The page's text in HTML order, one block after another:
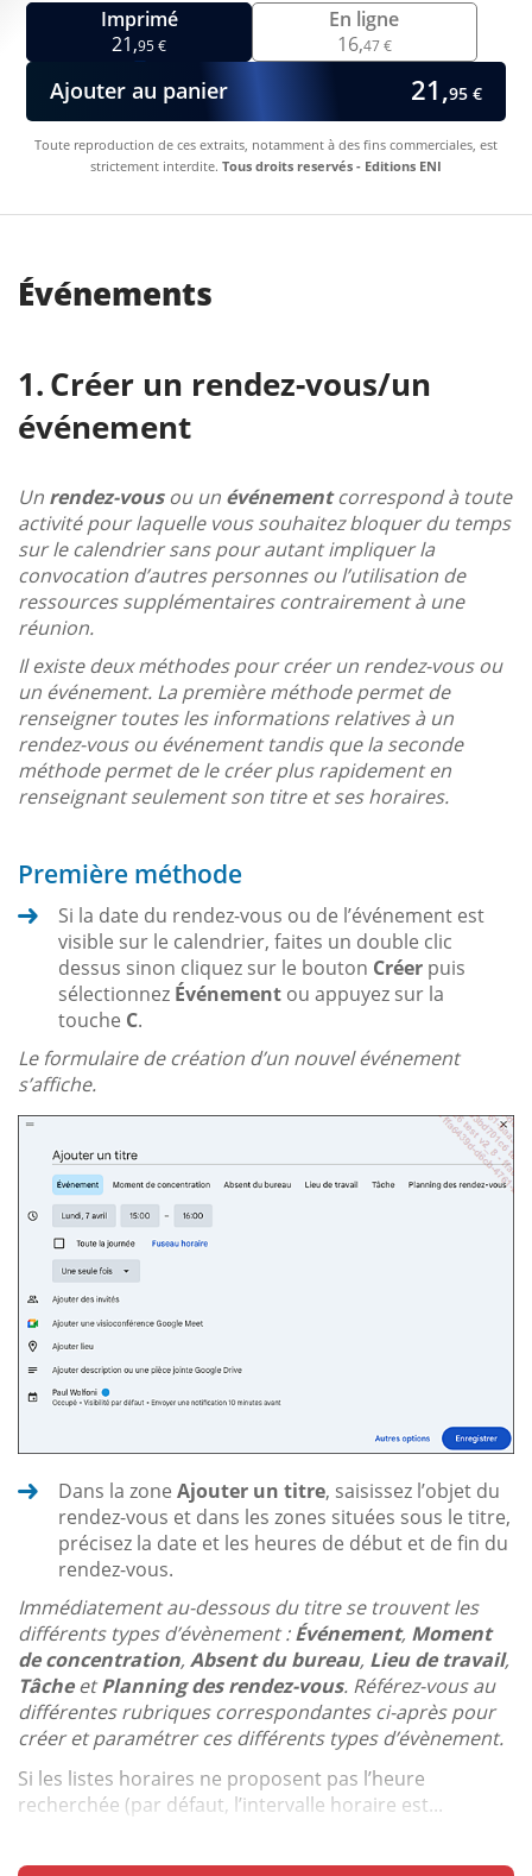
Imprimé
21,95 €
En ligne
16,47 €
Ajouter au panier 21,95 €
Toute reproduction de ces extraits, notamment à des fins commerciales, est
strictement interdite. Tous droits reservés - Editions ENI
Événements
Créer un rendez-vous/un
événement
Un rendez-vousou un événementcorrespond à toute
activité pour laquelle vous souhaitez bloquer du temps
sur le calendrier sans pour autant impliquer la
convocation d’autres personnes ou l’utilisation de
ressources supplémentaires contrairement à une
réunion.
Il existe deux méthodes pour créer un rendez-vous ou
un événement. La première méthode permet de
renseigner toutes les informations relatives à un
rendez-vous ou événement tandis que la seconde
méthode permet de le créer plus rapidement en
renseignant seulement son titre et ses horaires.
Première méthode
Si la date du rendez-vous ou de l’événement est
visible sur le calendrier, faites un double clic
dessus sinon cliquez sur le bouton Créer puis
sélectionnez Événement ou appuyez sur la
touche C.
Le formulaire de création d’un nouvel événement
s’affiche.
Dans la zone Ajouter un titre, saisissez l’objet du
rendez-vous et dans les zones situées sous le titre,
précisez la date et les heures de début et de fin du
rendez-vous.
Immédiatement au-dessous du titre se trouvent les
différents types d’évènement :Événement, Moment
de concentration, Absent du bureau, Lieu de travail,
TâcheetPlanning des rendez-vous. Référez-vous au
différentes rubriques correspondantes ci-après pour
créer et paramétrer ces différents types d’évènement.
Si les listes horaires ne proposent pas l’heure
recherchée (par défaut, l’intervalle horaire est...